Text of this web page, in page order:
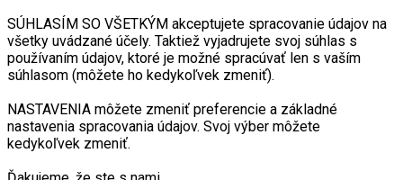
SÚHLASÍM SO VŠETKÝM akceptujete spracovanie údajov na
všetky uvádzané účely. Taktiež vyjadrujete svoj súhlas s
používaním údajov, ktoré je možné spracúvať len s vaším
súhlasom (môžete ho kedykoľvek zmeniť).
NASTAVENIA môžete zmeniť preferencie a základné
nastavenia spracovania údajov. Svoj výber môžete
kedykoľvek zmeniť.